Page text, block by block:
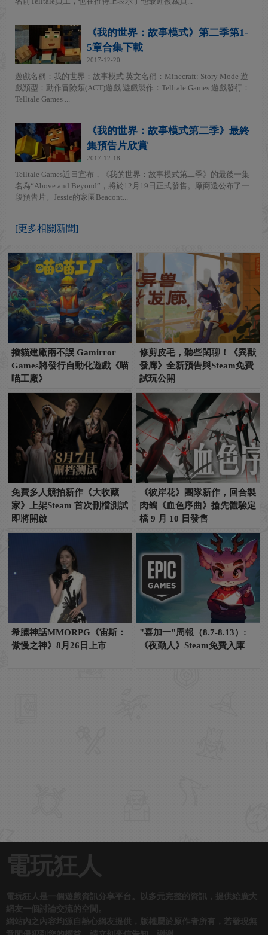
《我的世界：故事模式》第二季第1-
5章合集下載
2017-12-20
遊戲名稱：我的世界：故事模式 英文名稱：Minecraft: Story Mode 遊
戲類型：動作冒險類(ACT)遊戲 遊戲製作：Telltale Games 遊戲發行：
Telltale Games ...
《我的世界：故事模式第二季》最終
集預告片欣賞
2017-12-18
Telltale Games近日宣布，《我的世界：故事模式第二季》的最後一集
名為“Above and Beyond”，將於12月19日正式發售。廠商還公布了一
段預告片。Jessie的家園Beacont...
[更多相關新聞]
擼貓建廠兩不誤 Gamirror
Games將發行自動化遊戲《喵
喵工廠》
修剪皮毛，聽些閑聊！《異獸
發廊》全新預告與Steam免費
試玩公開
免費多人競拍新作《大收藏
家》上架Steam 首次刪檔測試
即將開啟
《彼岸花》團隊新作，回合製
肉鴿《血色序曲》搶先體驗定
檔 9 月 10 日發售
希臘神話MMORPG《宙斯：
傲慢之神》8月26日上市
"喜加一"周報（8.7-8.13）:
《夜勤人》Steam免費入庫
電玩狂人
電玩狂人是一個遊戲資訊分享平台。以多元完整的資訊，提供給廣大
網友一個討論交流的空間。
網站內之內容均源自熱心網友提供，版權屬於原作者所有，若發現無